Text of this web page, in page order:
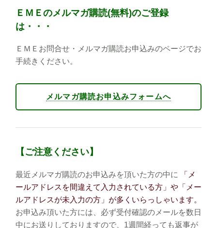
ＥＭＥのメルマガ購読(無料)のご登録
は・・・
ＥＭＥお問合せ・メルマガ購読お申込みのページでお
手続きください。
メルマガ購読お申込みフォームへ
【ご注意ください】
最近メルマガ購読のお申込みを頂いた方の中に
「メ
ールアドレスを間違えて入力されている方」や「メー
ルアドレスが未入力の方」が多くいらっしゃいます。
お申込み頂いた方には、必ず受付確認のメールを数日
中にお送りしておりますので、1週間経っても返事が